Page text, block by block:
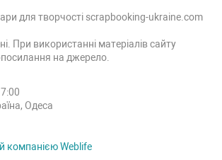
для творчості scrapbooking-ukraine.com
При використанні матеріалів сайту
на джерело.
Одеса
компанією Weblife